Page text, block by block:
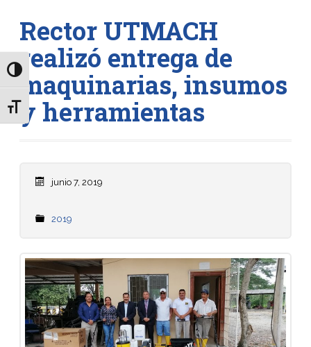
Alternar alto contraste
Alternar tamaño de letra
Rector UTMACH
realizó entrega de
maquinarias, insumos
y herramientas
junio 7, 2019
2019